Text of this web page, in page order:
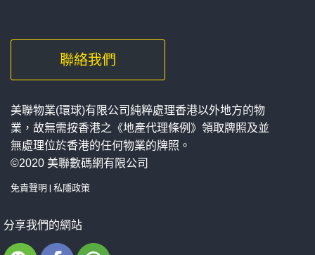
聯絡我們
美聯物業(環球)有限公司純粹處理香港以外地方的物
業，故無需按香港之《地產代理條例》領取牌照及並
無處理位於香港的任何物業的牌照。
©2020 美聯數碼網有限公司
免責聲明 | 私隱政策
分享我們的網站